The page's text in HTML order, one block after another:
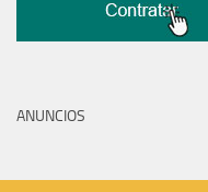
ANUNCIOS